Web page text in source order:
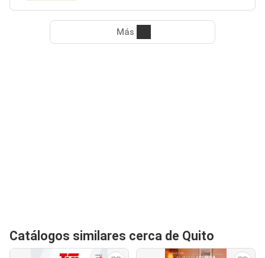
Más
Catálogos similares cerca de Quito